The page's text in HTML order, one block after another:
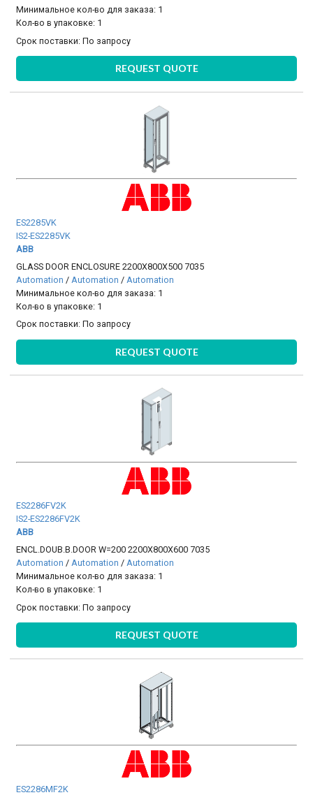
Минимальное кол-во для заказа: 1
Кол-во в упаковке: 1
Срок поставки:По запросу
REQUEST QUOTE
ES2285VK
IS2-ES2285VK
ABB
GLASS DOOR ENCLOSURE 2200X800X500 7035
Automation / Automation / Automation
Минимальное кол-во для заказа: 1
Кол-во в упаковке: 1
Срок поставки:По запросу
REQUEST QUOTE
ES2286FV2K
IS2-ES2286FV2K
ABB
ENCL.DOUB.B.DOOR W=200 2200X800X600 7035
Automation /Automation /Automation
Минимальное кол-во для заказа: 1
Кол-во в упаковке: 1
Срок поставки:По запросу
REQUEST QUOTE
ES2286MF2K